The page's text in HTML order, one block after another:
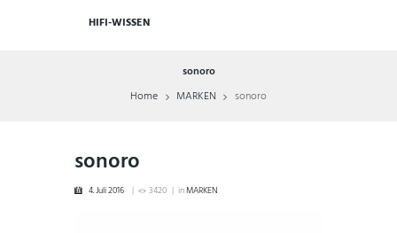
HIFI-WISSEN
sonoro
Home
MARKEN sonoro
sonoro
4. Juli 2016 3420 inMARKEN